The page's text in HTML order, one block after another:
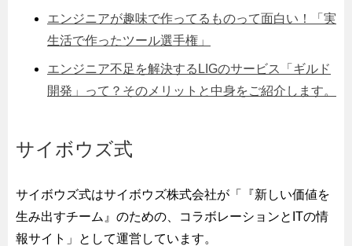
エンジニアが趣味で作ってるものって面白い！「実
生活で作ったツール選手権」
エンジニア不足を解決するLIGのサービス「ギルド
開発」って？そのメリットと中身をご紹介します。
サイボウズ式
サイボウズ式はサイボウズ株式会社が「『新しい価値を
生み出すチーム』のための、コラボレーションとITの情
報サイト」として運営しています。